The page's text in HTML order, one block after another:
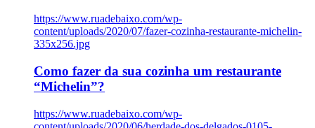
https://www.ruadebaixo.com/wp-
content/uploads/2020/07/fazer-cozinha-restaurante-michelin-
335x256.jpg
Como fazer da sua cozinha um restaurante
“Michelin”?
https://www.ruadebaixo.com/wp-